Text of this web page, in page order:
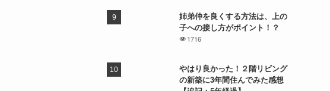
姉弟仲を良くする方法は、上の
子への接し方がポイント！？
1716
やはり良かった！２階リビング
の新築に3年間住んでみた感想